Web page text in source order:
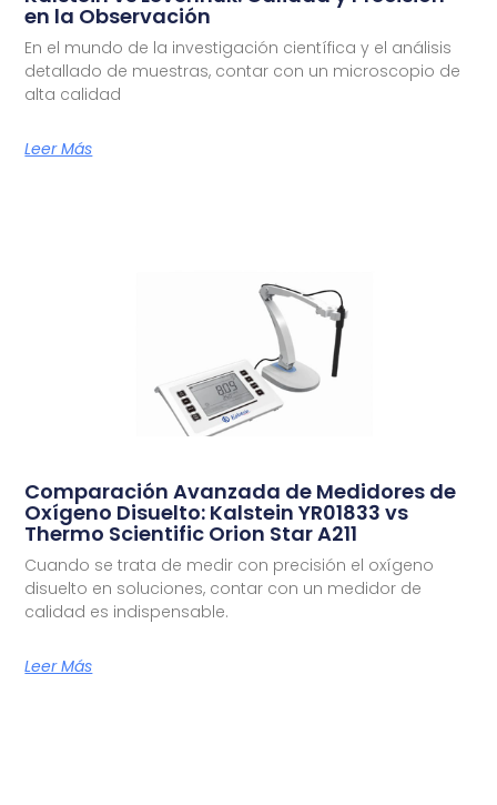
en la Observación
En el mundo de la investigación científica y el análisis
detallado de muestras, contar con un microscopio de
alta calidad
Leer Más
Comparación Avanzada de Medidores de
Oxígeno Disuelto: Kalstein YR01833 vs
Thermo Scientific Orion Star A211
Cuando se trata de medir con precisión el oxígeno
disuelto en soluciones, contar con un medidor de
calidad es indispensable.
Leer Más